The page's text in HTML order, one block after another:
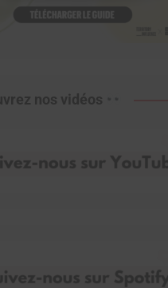
nos vidéos